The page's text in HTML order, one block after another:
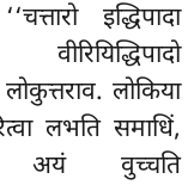
इद्धिपादा
लोकिया
लभति समाधिं,
अयं वुच्चति